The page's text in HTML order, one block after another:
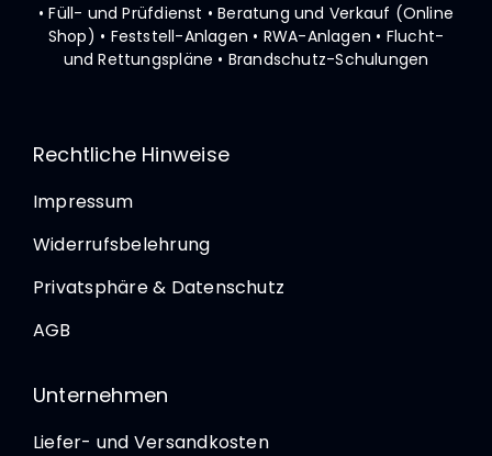
• Füll- und Prüfdienst • Beratung und Verkauf (Online
Shop) • Feststell-Anlagen • RWA-Anlagen • Flucht-
und Rettungspläne • Brandschutz-Schulungen
Rechtliche Hinweise
Impressum
Widerrufsbelehrung
Privatsphäre & Datenschutz
AGB
Unternehmen
Liefer- und Versandkosten